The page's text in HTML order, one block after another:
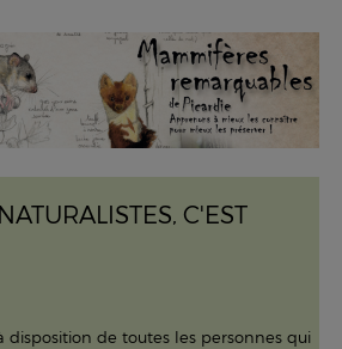
C'EST
disposition de toutes les personnes qui